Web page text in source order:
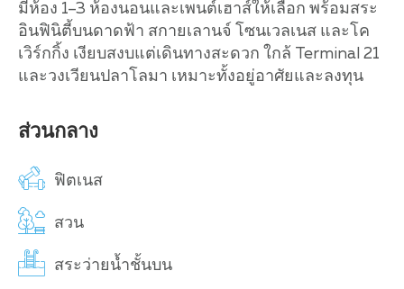
มีห้อง 1–3 ห้องนอนและเพนต์เฮาส์ให้เลือก พร้อมสระ
อินฟินิตี้บนดาดฟ้า สกายเลานจ์ โซนเวลเนส และโค
เวิร์กกิ้ง เงียบสงบแต่เดินทางสะดวก ใกล้ Terminal 21
และวงเวียนปลาโลมา เหมาะทั้งอยู่อาศัยและลงทุน
ส่วนกลาง
ฟิตเนส
สวน
สระว่ายน้ำชั้นบน